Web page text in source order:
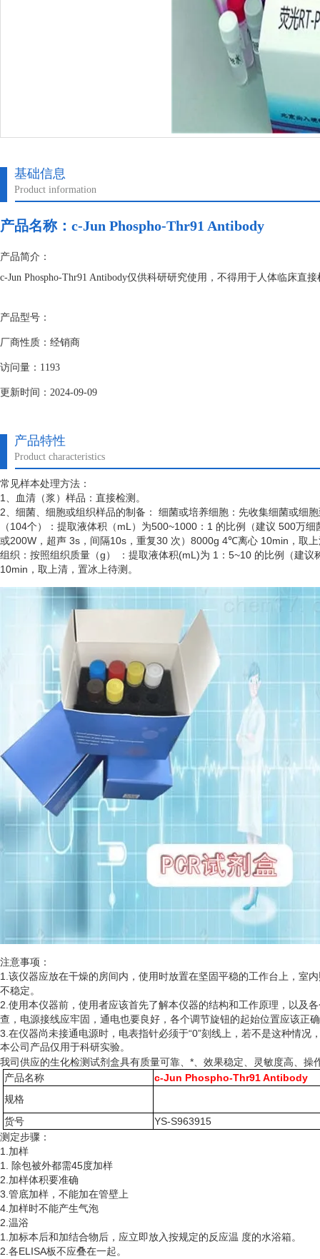
基础信息
Product information
产品名称： c-Jun Phospho-Thr91 Antibody
产品简介：
c-Jun Phospho-Thr91 Antibody仅供科研研究使用，不得用于人体临床
产品型号：
厂商性质：经销商
访问量：1193
更新时间：2024-09-09
产品特性
Product characteristics
常见样本处理方法：
1、血清（浆）样品：直接检测。
2、细菌、细胞或组织样品的制备： 细菌或培养细胞：先收集细菌或细
（104个）：提取液体积（mL）为500~1000：1 的比例（建议 500万
或200W，超声 3s，间隔10s，重复30 次）8000g 4℃离心 10min，取
组织：按照组织质量（g） ：提取液体积(mL)为 1：5~10 的比例（建
10min，取上清，置冰上待测。
注意事项：
1.该仪器应放在干燥的房间内，使用时放置在坚固平稳的工作台上，室
不稳定。
2.使用本仪器前，使用者应该首先了解本仪器的结构和工作原理，以及
查，电源接线应牢固，通电也要良好，各个调节旋钮的起始位置应该正
3.在仪器尚未接通电源时，电表指针必须于“0”刻线上，若不是这种情况
本公司产品仅用于科研实验。
我司供应的生化检测试剂盒具有质量可靠、*、效果稳定、灵敏度高、操
产品名称
c-Jun Phospho-Thr91 Antibody
规格
货号
YS-S963915
测定步骤：
1.加样
1. 除包被外都需45度加样
2.加样体积要准确
3.管底加样，不能加在管壁上
4.加样时不能产生气泡
2.温浴
1.加标本后和加结合物后，应立即放入按规定的反应温 度的水浴箱。
2.各ELISA板不应叠在一起。